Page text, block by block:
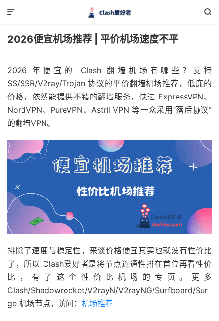


2026便宜机场推荐 | 平价机场速度不平
2026 年便宜的 Clash 翻墙机场有哪些？支持
SS/SSR/V2ray/Trojan 协议的平价翻墙机场推荐，低廉的
价格，依然能提供不错的翻墙服务，快过 ExpressVPN、
NordVPN、PureVPN、Astril VPN 等一众采用“落后协议”
的翻墙VPN。
排除了速度与稳定性，来谈价格便宜其实也就没有性价比
了，所以 Clash爱好者是将节点连通性排在首位再看性价
比，有了这个性价比机场的专页。更多
Clash/Shadowrocket/V2rayN/V2rayNG/Surfboard/Sur
ge 机场节点，访问： 机场推荐